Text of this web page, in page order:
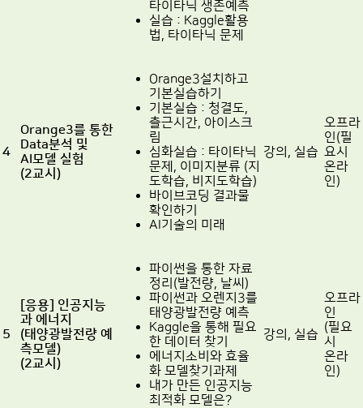
타이타닉 생존예측
실습 : Kaggle활용
법, 타이타닉 문제
4
Orange3를 통한
Data분석 및
AI모델 실험
(2교시)
Orange3설치하고
기본실습하기
기본실습 : 청결도,
츨근시간, 아이스크
림
심화실습 : 타이타닉
문제, 이미지분류 (지
도학습, 비지도학습)
바이브코딩 결과물
확인하기
AI기술의 미래
강의, 실습
오프라
인(필
요시
온라
인)
5
[응용] 인공지능
과 에너지
(태양광발전량 예
측모델)
(2교시)
파이썬을 통한 자료
정리(발전량, 날씨)
파이썬과 오렌지3를
태양광발전량 예측
Kaggle을 통해 필요
한 데이터 찾기
에너지소비와 효율
화 모델찾기과제
내가 만든 인공지능
최적화 모델은?
강의, 실습
오프라
인
(필요
시
온라
인)